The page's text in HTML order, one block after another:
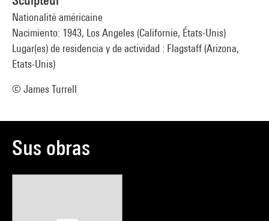
Nationalité américaine
Nacimiento: 1943, Los Angeles (Californie, États-Unis)
Lugar(es) de residencia y de actividad : Flagstaff (Arizona,
Etats-Unis)
© James Turrell
Sus obras